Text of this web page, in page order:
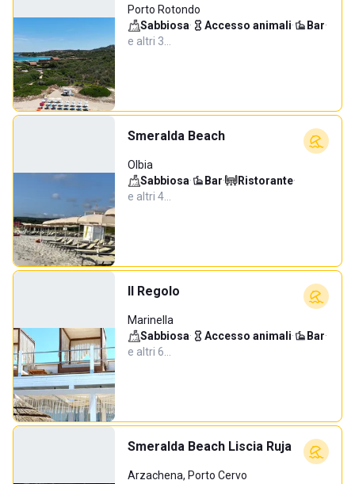
Porto Rotondo
Sabbiosa· Accesso animali· Bar·
e altri 3…
Smeralda Beach
Olbia
Sabbiosa· Bar· Ristorante·
e altri 4…
Il Regolo
Marinella
Sabbiosa· Accesso animali· Bar·
e altri 6…
Smeralda Beach Liscia Ruja
Arzachena, Porto Cervo